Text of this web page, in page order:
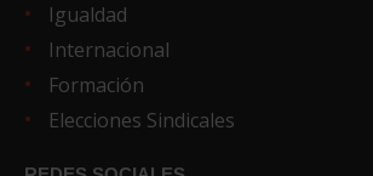
Igualdad
Internacional
Formación
Elecciones Sindicales